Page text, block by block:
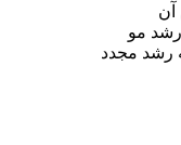
آن
مو
رشد مجدد